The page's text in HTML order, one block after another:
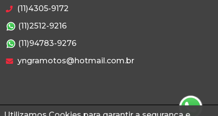
(11)4305-9172
(11)2512-9216
(11)94783-9276
yngramotos@hotmail.com.br